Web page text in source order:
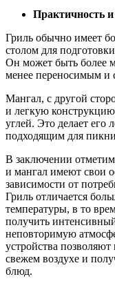
Практичность
Гриль обычно имеет
столом для
Он может быть более
менее переносимым и
Мангал, с другой
и легкую
углей. Это делает его
подходящим для
В заключении
и мангал имеют свои
зависимости от
Гриль отличается
температуры, в то
получить
неповторимую
устройства
свежем воздухе и
блюд.